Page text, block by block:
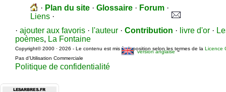
· Plan du site · Glossaire · Forum ·
Liens ·
· ajouter aux favoris · l'auteur · Contribution · livre d'or ·
poèmes, La Fontaine
Copyright© 2000 · 2026 - Le contenu est mis à disposition selon les termes de la Licence
Pas d’Utilisation Commerciale
Politique de confidentialité
version anglaise-